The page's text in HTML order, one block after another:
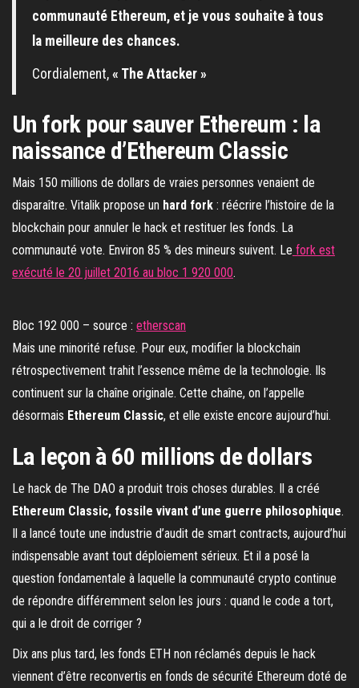
communauté Ethereum, et je vous souhaite à tous
la meilleure des chances.
Cordialement, « The Attacker »
Un fork pour sauver Ethereum : la
naissance d’Ethereum Classic
Mais 150 millions de dollars de vraies personnes venaient de
disparaître. Vitalik propose un hard fork : réécrire l’histoire de la
blockchain pour annuler le hack et restituer les fonds. La
communauté vote. Environ 85 % des mineurs suivent. Le fork est
exécuté le 20 juillet 2016 au bloc 1 920 000.
Bloc 192 000 – source : etherscan
Mais une minorité refuse. Pour eux, modifier la blockchain
rétrospectivement trahit l’essence même de la technologie. Ils
continuent sur la chaîne originale. Cette chaîne, on l’appelle
désormais Ethereum Classic, et elle existe encore aujourd’hui.
La leçon à 60 millions de dollars
Le hack de The DAO a produit trois choses durables. Il a créé
Ethereum Classic, fossile vivant d’une guerre philosophique.
Il a lancé toute une industrie d’audit de smart contracts, aujourd’hui
indispensable avant tout déploiement sérieux. Et il a posé la
question fondamentale à laquelle la communauté crypto continue
de répondre différemment selon les jours : quand le code a tort,
qui a le droit de corriger ?
Dix ans plus tard, les fonds ETH non réclamés depuis le hack
viennent d’être reconvertis en fonds de sécurité Ethereum doté de